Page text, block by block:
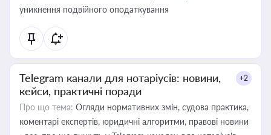
уникнення подвійного оподаткування
Telegram канали для нотаріусів: новини,
кейси, практичні поради
+2
Про що тема: Огляди нормативних змін, судова практика,
коментарі експертів, юридичні алгоритми, правові новини